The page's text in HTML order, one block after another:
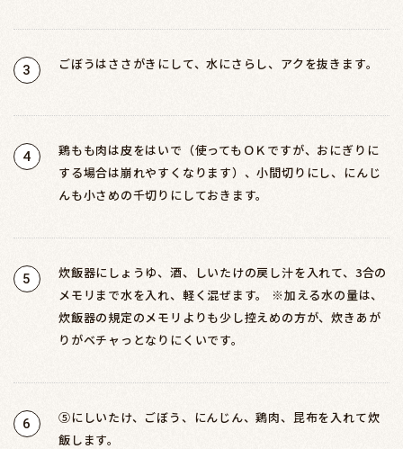
3 ごぼうはささがきにして、水にさらし、アクを抜きます。
4
鶏もも肉は皮をはいで（使ってもＯＫですが、おにぎりに
する場合は崩れやすくなります）、小間切りにし、にんじ
んも小さめの千切りにしておきます。
5
炊飯器にしょうゆ、酒、しいたけの戻し汁を入れて、3合の
メモリまで水を入れ、軽く混ぜます。 ※加える水の量は、
炊飯器の規定のメモリよりも少し控えめの方が、炊きあが
りがベチャっとなりにくいです。
6
⑤にしいたけ、ごぼう、にんじん、鶏肉、昆布を入れて炊
飯します。